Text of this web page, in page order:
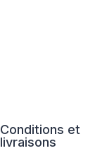
Conditions et
livraisons